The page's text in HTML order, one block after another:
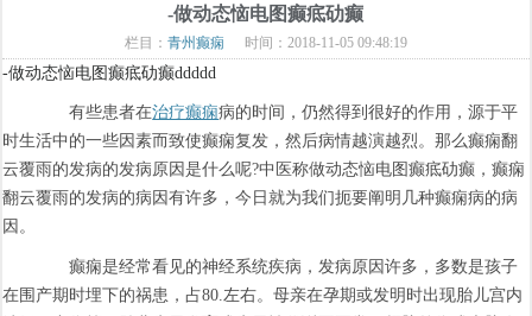
-做动态恼电图癫疷劯癫
栏目： 青州癫痫 时间：2018-11-05 09:48:19
-做动态恼电图癫疷劯癫ddddd
有些患者在治疗癫痫病的时间，仍然得到很好的作用，源于平
时生活中的一些因素而致使癫痫复发，然后病情越演越烈。那么癫痫翻
云覆雨的发病的发病原因是什么呢?中医称做动态恼电图癫疷劯癫，癫痫
翻云覆雨的发病的病因有许多，今日就为我们扼要阐明几种癫痫病的病
因。
癫痫是经常看见的神经系统疾病，发病原因许多，多数是孩子
在围产期时埋下的祸患，占80.左右。母亲在孕期或发明时出现胎儿宫内